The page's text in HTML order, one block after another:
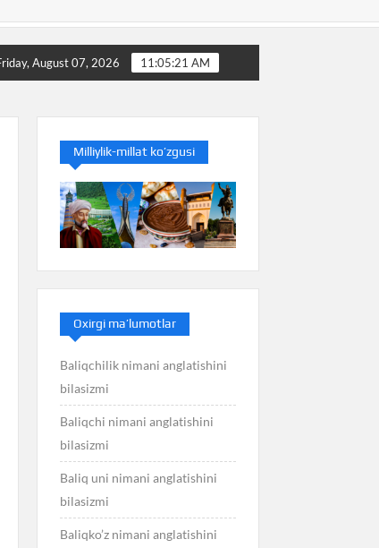
nimani anglatishini bilasizmi
August 07, 2026 11:05:22 AM
Milliylik-millat ko’zgusi
Oxirgi ma’lumotlar
Baliqchilik nimani anglatishini
bilasizmi
Baliqchi nimani anglatishini
bilasizmi
Baliq uni nimani anglatishini
bilasizmi
Baliqko’z nimani anglatishini